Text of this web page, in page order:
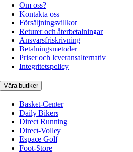
Om oss?
Kontakta oss
Försäljningsvillkor
Returer och återbetalningar
Ansvarsfriskrivning
Betalningsmetoder
Priser och leveransalternativ
Integritetspolicy
Våra butiker
Basket-Center
Daily Bikers
Direct Running
Direct-Volley
Espace Golf
Foot-Store